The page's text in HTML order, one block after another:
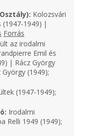
Kolozsvári
(1947-1949) |
Forrás
az irodalmi
Emil és
| Rácz György
(1949);
(1947-1949);
Irodalmi
Relli 1949 (1949);